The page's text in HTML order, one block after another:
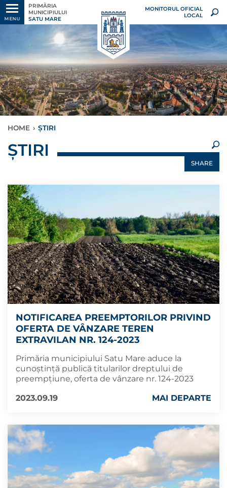
MENU
PRIMĂRIA
MUNICIPIULUI
SATU MARE
MONITORUL OFICIAL
LOCAL
HOME › ȘTIRI
×
ȘTIRI
SHARE
NOTIFICAREA PREEMPTORILOR PRIVIND
OFERTA DE VÂNZARE TEREN
EXTRAVILAN NR. 124-2023
Primăria municipiului Satu Mare aduce la
cunoștință publică titularilor dreptului de
preempțiune, oferta de vânzare nr. 124-2023
2023.09.19
MAI DEPARTE